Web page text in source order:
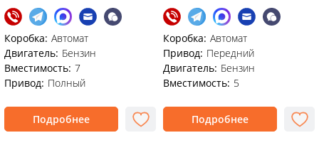
Коробка: Автомат
Двигатель: Бензин
Вместимость: 7
Привод: Полный
Подробнее
Коробка: Автомат
Привод: Передний
Двигатель: Бензин
Вместимость: 5
Подробнее